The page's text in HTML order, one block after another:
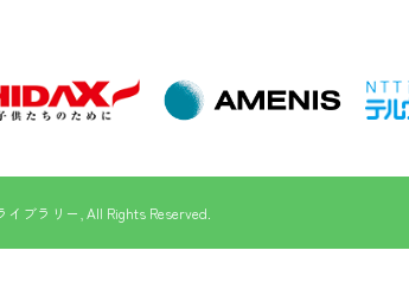
ブラリー, All Rights Reserved.